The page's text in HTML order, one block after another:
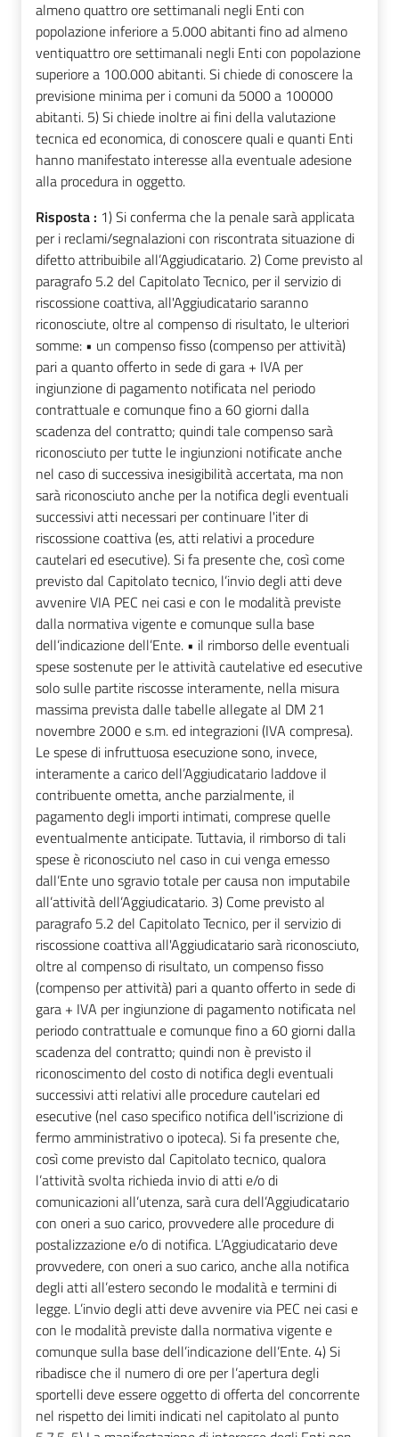
almeno quattro ore settimanali negli Enti con
popolazione inferiore a 5.000 abitanti fino ad almeno
ventiquattro ore settimanali negli Enti con popolazione
superiore a 100.000 abitanti. Si chiede di conoscere la
previsione minima per i comuni da 5000 a 100000
abitanti. 5) Si chiede inoltre ai fini della valutazione
tecnica ed economica, di conoscere quali e quanti Enti
hanno manifestato interesse alla eventuale adesione
alla procedura in oggetto.
Risposta : 1) Si conferma che la penale sarà applicata
per i reclami/segnalazioni con riscontrata situazione di
difetto attribuibile all’Aggiudicatario. 2) Come previsto al
paragrafo 5.2 del Capitolato Tecnico, per il servizio di
riscossione coattiva, all'Aggiudicatario saranno
riconosciute, oltre al compenso di risultato, le ulteriori
somme: • un compenso fisso (compenso per attività)
pari a quanto offerto in sede di gara + IVA per
ingiunzione di pagamento notificata nel periodo
contrattuale e comunque fino a 60 giorni dalla
scadenza del contratto; quindi tale compenso sarà
riconosciuto per tutte le ingiunzioni notificate anche
nel caso di successiva inesigibilità accertata, ma non
sarà riconosciuto anche per la notifica degli eventuali
successivi atti necessari per continuare l'iter di
riscossione coattiva (es, atti relativi a procedure
cautelari ed esecutive). Si fa presente che, così come
previsto dal Capitolato tecnico, l’invio degli atti deve
avvenire VIA PEC nei casi e con le modalità previste
dalla normativa vigente e comunque sulla base
dell’indicazione dell’Ente. • il rimborso delle eventuali
spese sostenute per le attività cautelative ed esecutive
solo sulle partite riscosse interamente, nella misura
massima prevista dalle tabelle allegate al DM 21
novembre 2000 e s.m. ed integrazioni (IVA compresa).
Le spese di infruttuosa esecuzione sono, invece,
interamente a carico dell’Aggiudicatario laddove il
contribuente ometta, anche parzialmente, il
pagamento degli importi intimati, comprese quelle
eventualmente anticipate. Tuttavia, il rimborso di tali
spese è riconosciuto nel caso in cui venga emesso
dall’Ente uno sgravio totale per causa non imputabile
all’attività dell’Aggiudicatario. 3) Come previsto al
paragrafo 5.2 del Capitolato Tecnico, per il servizio di
riscossione coattiva all'Aggiudicatario sarà riconosciuto,
oltre al compenso di risultato, un compenso fisso
(compenso per attività) pari a quanto offerto in sede di
gara + IVA per ingiunzione di pagamento notificata nel
periodo contrattuale e comunque fino a 60 giorni dalla
scadenza del contratto; quindi non è previsto il
riconoscimento del costo di notifica degli eventuali
successivi atti relativi alle procedure cautelari ed
esecutive (nel caso specifico notifica dell'iscrizione di
fermo amministrativo o ipoteca). Si fa presente che,
così come previsto dal Capitolato tecnico, qualora
l’attività svolta richieda invio di atti e/o di
comunicazioni all’utenza, sarà cura dell’Aggiudicatario
con oneri a suo carico, provvedere alle procedure di
postalizzazione e/o di notifica. L’Aggiudicatario deve
provvedere, con oneri a suo carico, anche alla notifica
degli atti all’estero secondo le modalità e termini di
legge. L’invio degli atti deve avvenire via PEC nei casi e
con le modalità previste dalla normativa vigente e
comunque sulla base dell’indicazione dell’Ente. 4) Si
ribadisce che il numero di ore per l’apertura degli
sportelli deve essere oggetto di offerta del concorrente
nel rispetto dei limiti indicati nel capitolato al punto